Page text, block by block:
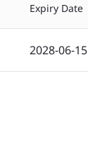
Expiry Date
2028-06-15